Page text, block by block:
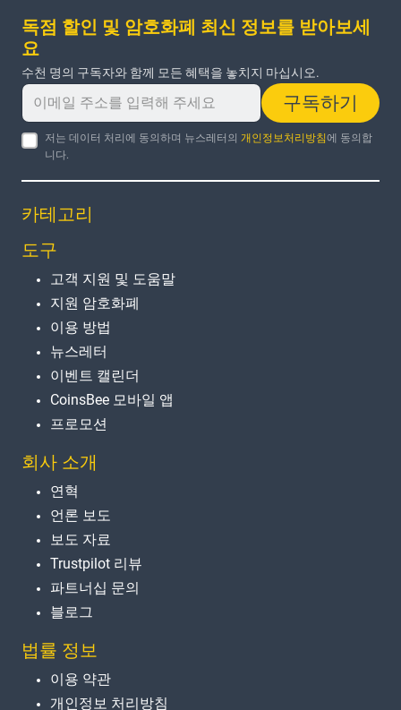
독점 할인 및 암호화폐 최신 정보를 받아보세
요
수천 명의 구독자와 함께 모든 혜택을 놓치지 마십시오.
구독하기
저는 데이터 처리에 동의하며 뉴스레터의 개인정보처리방침에 동의합
니다.
카테고리
도구
고객 지원 및 도움말
지원 암호화폐
이용 방법
뉴스레터
이벤트 캘린더
CoinsBee 모바일 앱
프로모션
회사 소개
연혁
언론 보도
보도 자료
Trustpilot 리뷰
파트너십 문의
블로그
법률 정보
이용 약관
개인정보 처리방침